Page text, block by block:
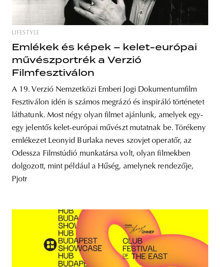
LIFESTYLE
Emlékek és képek – kelet-európai
művészportrék a Verzió
Filmfesztiválon
A 19. Verzió Nemzetközi Emberi Jogi Dokumentumfilm
Fesztiválon idén is számos megrázó és inspiráló történetet
láthatunk. Most négy olyan filmet ajánlunk, amelyek egy-
egy jelentős kelet-európai művészt mutatnak be. Törékeny
emlékezet Leonyid Burlaka neves szovjet operatőr, az
Odessza Filmstúdió munkatársa volt, olyan filmekben
dolgozott, mint például a Hűség, amelynek rendezője,
Pjotr